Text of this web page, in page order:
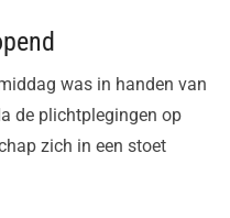
was in handen van
de plichtplegingen op
zich in een stoet